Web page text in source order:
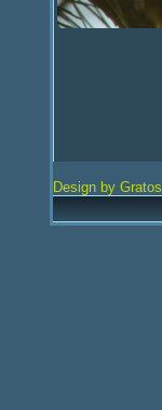
Design by Gratos